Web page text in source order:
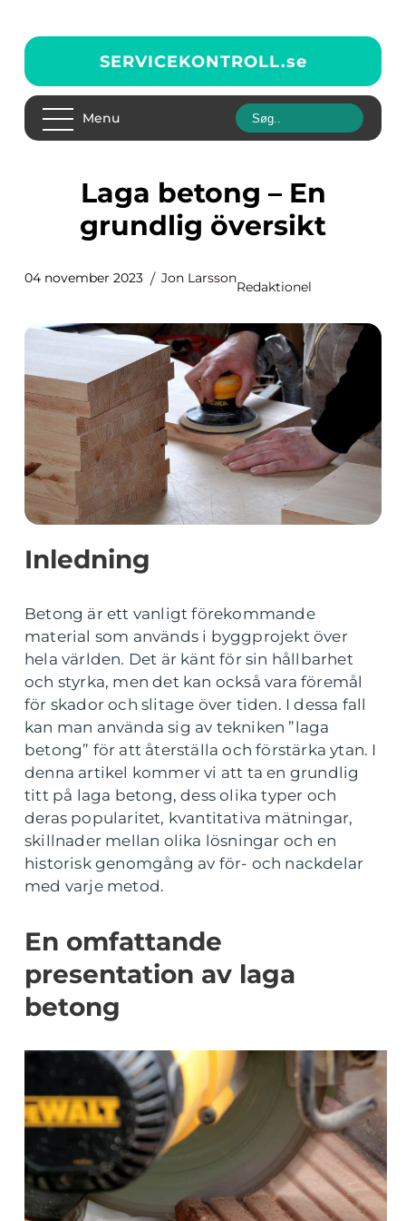
SERVICEKONTROLL.se
Menu
Laga betong – En
grundlig översikt
04 november 2023 Jon Larsson
Redaktionel
Inledning
Betong är ett vanligt förekommande
material som används i byggprojekt över
hela världen. Det är känt för sin hållbarhet
och styrka, men det kan också vara föremål
för skador och slitage över tiden. I dessa fall
kan man använda sig av tekniken ”laga
betong” för att återställa och förstärka ytan. I
denna artikel kommer vi att ta en grundlig
titt på laga betong, dess olika typer och
deras popularitet, kvantitativa mätningar,
skillnader mellan olika lösningar och en
historisk genomgång av för- och nackdelar
med varje metod.
En omfattande
presentation av laga
betong